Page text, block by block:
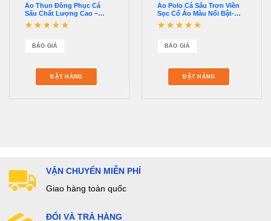
Áo Thun Đồng Phục Cá
Sấu Chất Lượng Cao –
MTCS0003
saoBÁO GIÁ
ĐẶT HÀNG
Áo Polo Cá Sấu Trơn Viền
Sọc Cổ Áo Màu Nổi Bật-
MTCS0001
saoBÁO GIÁ
ĐẶT HÀNG
VẬN CHUYỂN MIỄN PHÍ
Giao hàng toàn quốc
ĐỔI VÀ TRẢ HÀNG